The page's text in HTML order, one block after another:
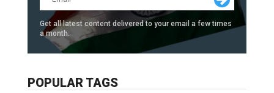
Get all latest content delivered to your email a few times
a month.
POPULAR TAGS